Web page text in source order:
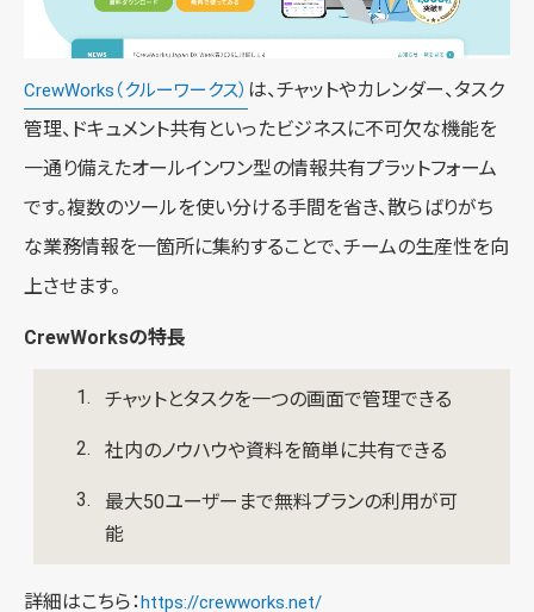
CrewWorks（クルーワークス） は、チャットやカレンダー、タスク
管理、ドキュメント共有といったビジネスに不可欠な機能を
一通り備えたオールインワン型の情報共有プラットフォーム
です。複数のツールを使い分ける手間を省き、散らばりがち
な業務情報を一箇所に集約することで、チームの生産性を向
上させます。
CrewWorksの特長
チャットとタスクを一つの画面で管理できる
社内のノウハウや資料を簡単に共有できる
最大50ユーザーまで無料プランの利用が可
能
詳細はこちら：https://crewworks.net/